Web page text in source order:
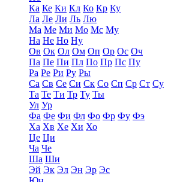
Ка Ке Ки Кл Ко Кр Ку
Ла Ле Ли Ль Лю
Ма Ме Ми Мо Мс Му
На Не Но Ну
Ов Ок Ол Ом Оп Ор Ос Оч
Па Пе Пи Пл По Пр Пс Пу
Ра Ре Ри Ру Ры
Са Св Се Си Ск Со Сп Ср Ст Су
Та Те Ти Тр Ту Ты
Ул Ур
Фа Фе Фи Фл Фо Фр Фу Фэ
Ха Хв Хе Хи Хо
Це Ци
Ча Че
Ша Ши
Эй Эк Эл Эн Эр Эс